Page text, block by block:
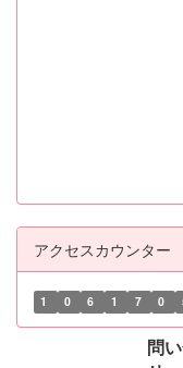
アクセスカウンター
1 0 6 1 7 0
問